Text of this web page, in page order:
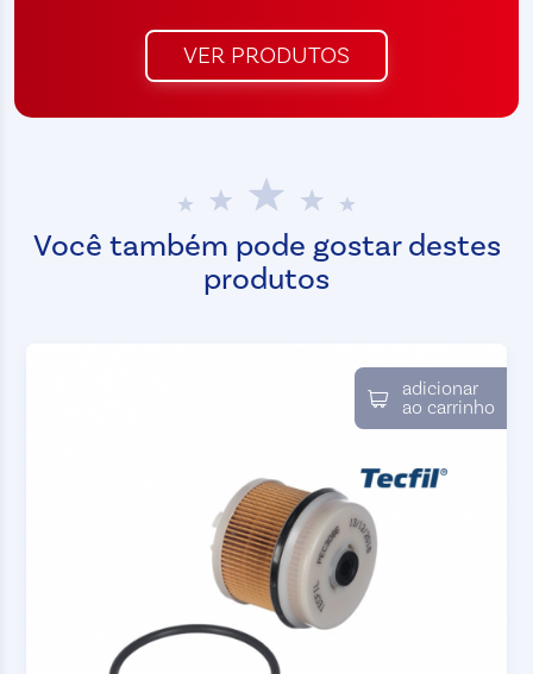
VER PRODUTOS
Você também pode gostar destes
produtos
adicionar
ao carrinho